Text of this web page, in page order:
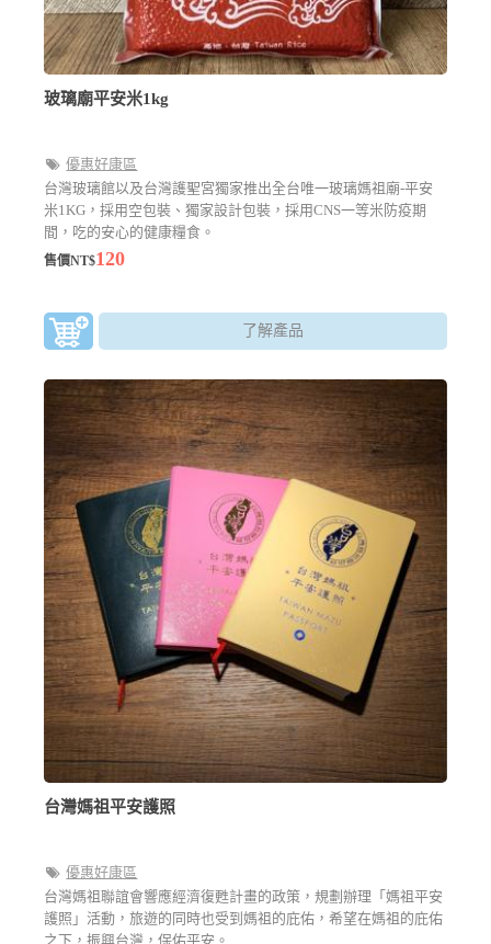
玻璃廟平安米1kg
優惠好康區
台灣玻璃館以及台灣護聖宮獨家推出全台唯一玻璃媽祖廟-平安
米1KG，採用空包裝、獨家設計包裝，採用CNS一等米防疫期
間，吃的安心的健康糧食。
售價NT$120
了解產品
台灣媽祖平安護照
優惠好康區
台灣媽祖聯誼會響應經濟復甦計畫的政策，規劃辦理「媽祖平安
護照」活動，旅遊的同時也受到媽祖的庇佑，希望在媽祖的庇佑
之下，振興台灣，保佑平安。